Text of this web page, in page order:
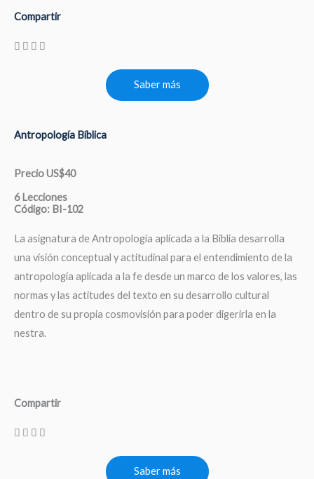
Compartir
Saber más
Antropología Bíblica
Precio US$40
6 Lecciones
Código: BI-102
La asignatura de Antropología aplicada a la Biblia desarrolla
una visión conceptual y actitudinal para el entendimiento de la
antropología aplicada a la fe desde un marco de los valores, las
normas y las actitudes del texto en su desarrollo cultural
dentro de su propia cosmovisión para poder digerirla en la
nestra.
Compartir
Saber más